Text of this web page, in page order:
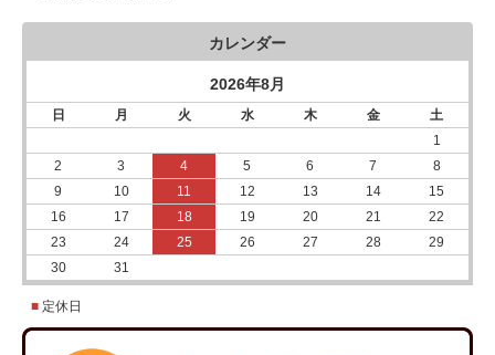
カレンダー
2026年8月
日 月 火 水 木 金
土
1
2
3 4 5 6 7
8
9
10 11 12 13 14
15
16
17 18 19 20 21
22
23
24 25 26 27 28
29
30
31
■ 定休日